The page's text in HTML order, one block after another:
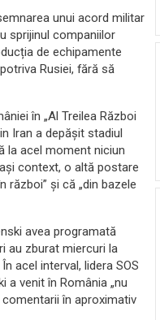
unui acord militar
sprijinul companiilor
de echipamente
Rusiei, fără să
în „Al Treilea Război
Iran a depășit stadiul
la acel moment niciun
context, o altă postare
și că „din bazele
avea programată
au zburat miercuri la
acel interval, lidera SOS
a venit în România „nu
comentarii în aproximativ